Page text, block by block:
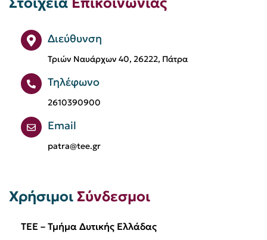
Θέσεις εργασίας
Οδοντωτός
Πανεπιστήμιο Πατρών
Πρόσκληση Σεμινάρια
Διεύθυνση
Τριών Ναυάρχων 40, 26222, Πάτρα
Τηλέφωνο
2610390900
Email
patra@tee.gr
Χρήσιμοι Σύνδεσμοι
TEE – Τμήμα Δυτικής Ελλάδας